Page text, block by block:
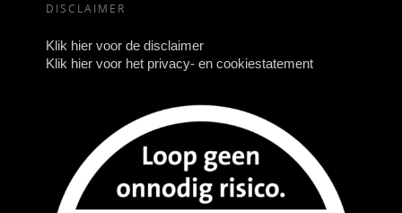
DISCLAIMER
Klik hier voor de disclaimer
Klik hier voor het privacy- en cookiestatement